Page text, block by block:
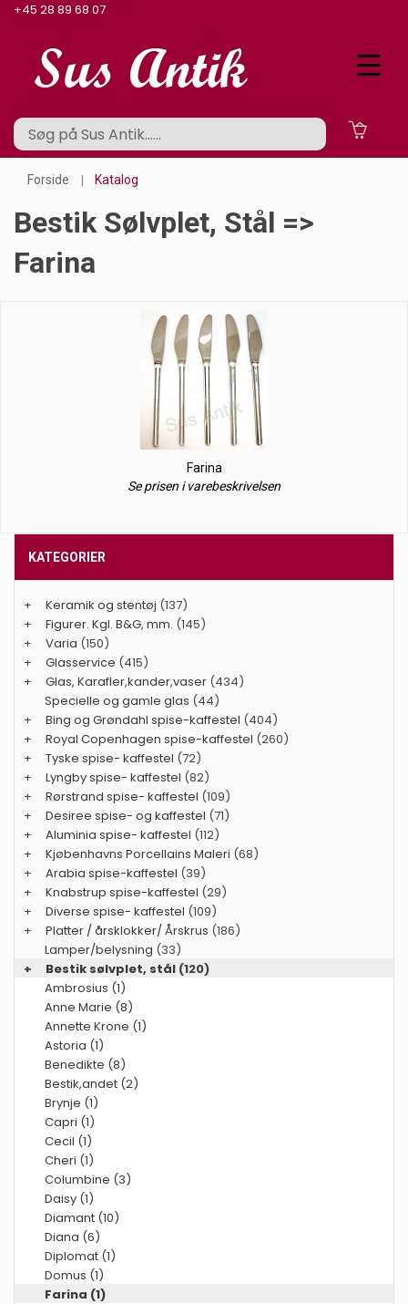
+45 28 89 68 07
Forside Katalog
Bestik Sølvplet, Stål =>
Farina
Farina
Se prisen i varebeskrivelsen
KATEGORIER
+ Keramik og stentøj (137)
+
Figurer. Kgl. B&G, mm. (145)
+
Varia (150)
+
Glasservice (415)
+
Glas, Karafler,kander,vaser (434)
Specielle og gamle glas (44)
+
Bing og Grøndahl spise-kaffestel (404)
+
Royal Copenhagen spise-kaffestel (260)
+
Tyske spise- kaffestel (72)
+
Lyngby spise- kaffestel (82)
+
Rørstrand spise- kaffestel (109)
+
Desiree spise- og kaffestel (71)
+
Aluminia spise- kaffestel (112)
+
Kjøbenhavns Porcellains Maleri (68)
+
Arabia spise-kaffestel (39)
+
Knabstrup spise-kaffestel (29)
+
Diverse spise- kaffestel (109)
+
Platter / årsklokker/ Årskrus (186)
Lamper/belysning (33)
+
Bestik sølvplet, stål (120)
Ambrosius (1)
Anne Marie (8)
Annette Krone (1)
Astoria (1)
Benedikte (8)
Bestik,andet (2)
Brynje (1)
Capri (1)
Cecil (1)
Cheri (1)
Columbine (3)
Daisy (1)
Diamant (10)
Diana (6)
Diplomat (1)
Domus (1)
Farina (1)